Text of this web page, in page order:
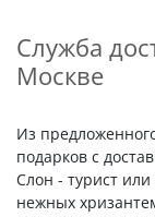
Служба
Москве
Из
подарков с
Слон - турист
нежных